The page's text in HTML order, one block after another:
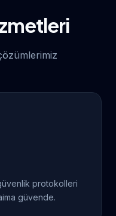
protokolleri
güvende.